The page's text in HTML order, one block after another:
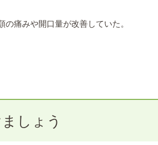
痛みや開口量が改善していた。
しょう